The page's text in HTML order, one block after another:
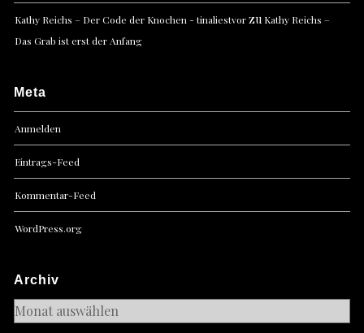
Kathy Reichs – Der Code der Knochen - tinaliestvorzu Kathy Reichs –
Das Grab ist erst der Anfang
Meta
Anmelden
Eintrags-Feed
Kommentar-Feed
WordPress.org
Archiv
Archiv